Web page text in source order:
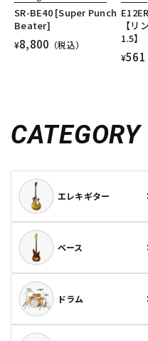
SR-BE40 [Super Punch
Beater]
¥8,800 （税込）
【リ
1.5】
¥561
CATEGORY
エレキギター
ベース
ドラム